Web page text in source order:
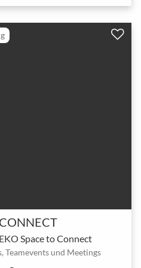
Space to Connect
und Meetings